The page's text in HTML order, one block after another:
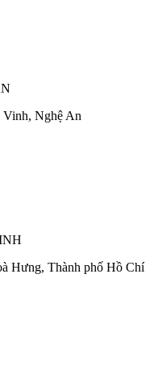
Vinh, Nghệ An
Hưng, Thành phố Hồ Chí